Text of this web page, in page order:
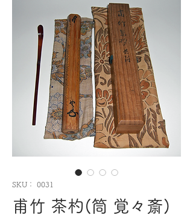
SKU： 0031
甫竹 茶杓(筒 覚々斎)